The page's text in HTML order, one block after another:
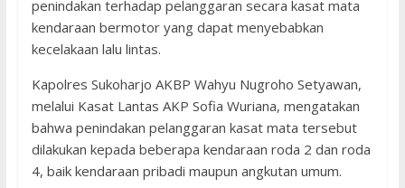
penindakan terhadap pelanggaran secara kasat mata
kendaraan bermotor yang dapat menyebabkan
kecelakaan lalu lintas.
Kapolres Sukoharjo AKBP Wahyu Nugroho Setyawan,
melalui Kasat Lantas AKP Sofia Wuriana, mengatakan
bahwa penindakan pelanggaran kasat mata tersebut
dilakukan kepada beberapa kendaraan roda 2 dan roda
4, baik kendaraan pribadi maupun angkutan umum.